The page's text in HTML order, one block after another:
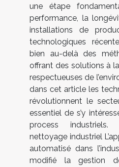
une étape
performance, la
installations de
technologiques
bien au-delà des
offrant des solutions à
respectueuses de
dans cet article les
révolutionnent le
essentiel de s’y
process industriels.
nettoyage industriel
automatisé dans
modifié la gestion